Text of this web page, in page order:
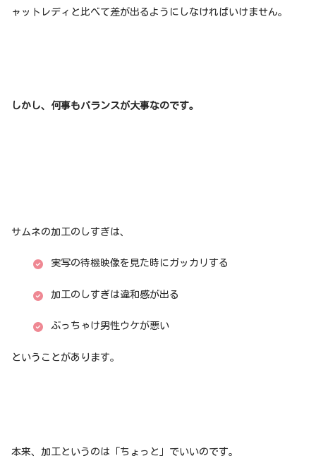
ャットレディと比べて差が出るようにしなければいけません。
しかし、何事もバランスが大事なのです。
サムネの加工のしすぎは、
実写の待機映像を見た時にガッカリする
加工のしすぎは違和感が出る
ぶっちゃけ男性ウケが悪い
ということがあります。
本来、加工というのは「ちょっと」でいいのです。